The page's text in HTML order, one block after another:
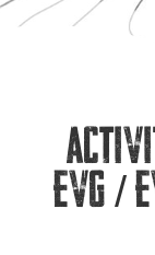
EVG /